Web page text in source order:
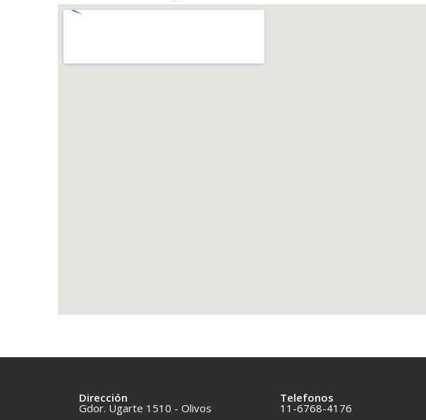
Dirección
Gdor. Ugarte 1510 - Olivos
Telefonos
11-6768-4176